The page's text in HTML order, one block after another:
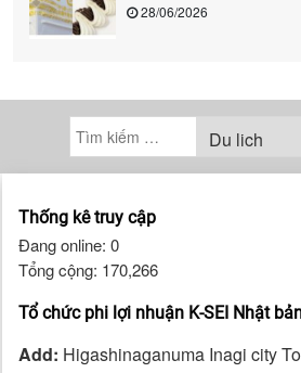
28/06/2026
Thống kê truy cập
Đang online: 0
Tổng cộng: 170,266
Tổ chức phi lợi nhuận K-SEI Nhật
Add: Higashinaganuma Inagi city